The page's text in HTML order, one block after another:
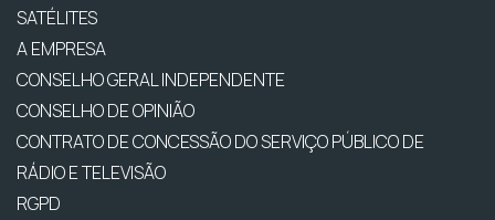
SATÉLITES
A EMPRESA
CONSELHO GERAL INDEPENDENTE
CONSELHO DE OPINIÃO
CONTRATO DE CONCESSÃO DO SERVIÇO PÚBLICO DE
RÁDIO E TELEVISÃO
RGPD